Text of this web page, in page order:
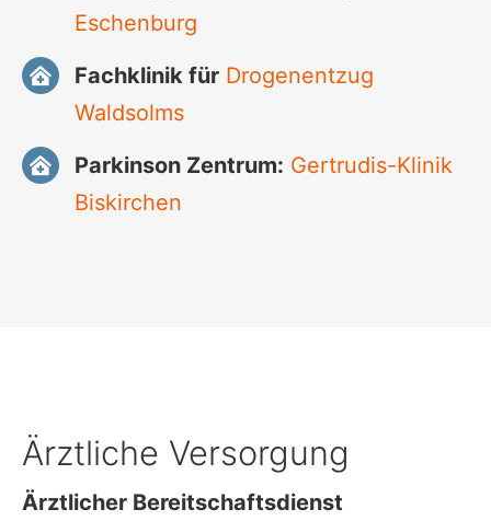
Eschenburg
Fachklinik für Drogenentzug
Waldsolms
Parkinson Zentrum: Gertrudis-Klinik
Biskirchen
Ärztliche Versorgung
Ärztlicher Bereitschaftsdienst